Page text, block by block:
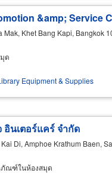
&amp; Service
Mak, Khet Bang Kapi, Bangkok
ด
Equipment & Supplies
อินเตอร์แคร์ จำกัด
Di, Amphoe Krathum Baen,
ณฑ์ในห้องสมุด